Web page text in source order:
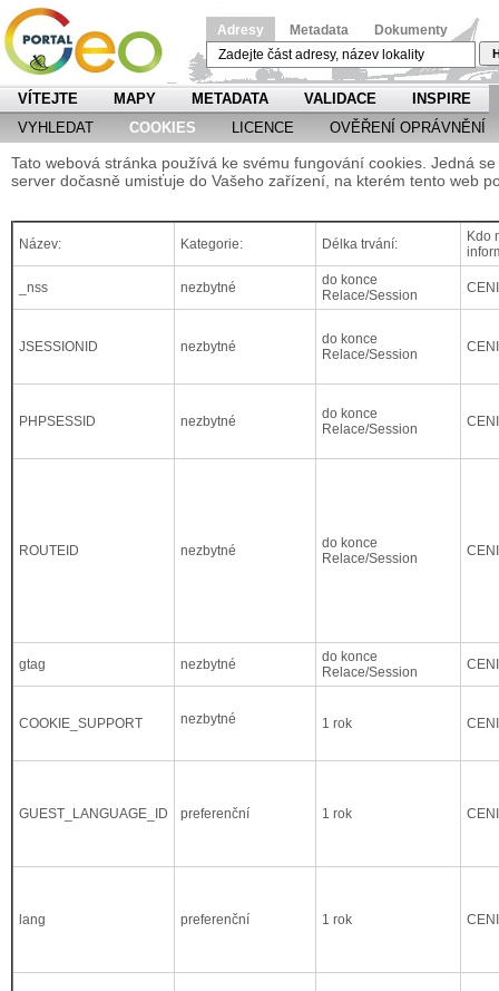
Adresy Metadata Dokumenty
VÍTEJTE MAPY METADATA VALIDACE
INSPIRE
VYHLEDAT
COOKIES LICENCE OVĚŘENÍ OPRÁVNĚNÍ
Tato webová stránka používá ke svému fungování cookies. Jedná
server dočasně umisťuje do Vašeho zařízení, na kterém tento web
Název: Kategorie: Délka trvání:
Kdo
_nss nezbytné
do konce
Relace/Session
JSESSIONID nezbytné
do konce
Relace/Session
PHPSESSID nezbytné
do konce
Relace/Session
ROUTEID nezbytné
do konce
Relace/Session
gtag nezbytné
do konce
Relace/Session
COOKIE_SUPPORT nezbytné 1 rok
GUEST_LANGUAGE_ID preferenční 1 rok
lang preferenční 1 rok